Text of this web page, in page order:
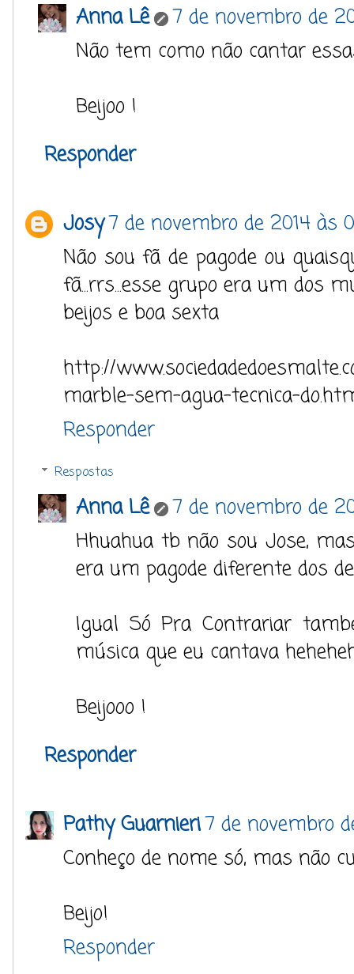
Anna Lê
7 de novembro de
Não tem como não cantar
Beijoo !
Responder
Josy7 de novembro de 2014 às
Não sou fã de pagode ou
fã...rrs...esse grupo era um dos
beijos e boa sexta
http://
marble-sem-agua-tecnica-
Responder
Respostas
Anna Lê
7 de novembro de
Hhuahua tb não sou Jose,
era um pagode diferente dos
Igual Só Pra Contrariar
música que eu cantava
Beijooo !
Responder
Pathy Guarnieri7 de novembro
Conheço de nome só, mas não
Beijo!
Responder